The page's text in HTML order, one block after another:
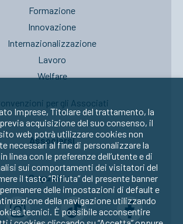
Formazione
Innovazione
Internazionalizzazione
Lavoro
Welfare
per gli Associati
Associarsi
Seguici su:
Imprese, Titolare del trattamento, la
acquisizione del suo consenso, il
web potrà utilizzare cookies non
necessari al fine di personalizzare la
linea con le preferenze dell’utente e di
sui comportamenti dei visitatori del
il tasto “Rifiuta” del presente banner
delle impostazioni di default e
della navigazione utilizzando
tecnici. È possibile acconsentire